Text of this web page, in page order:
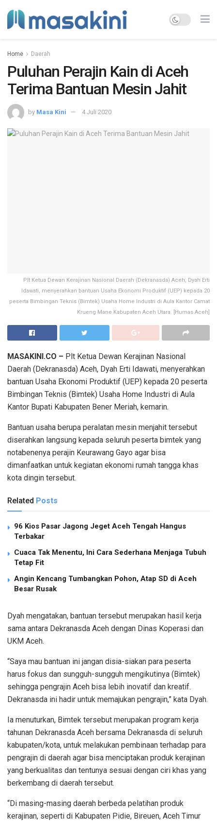
Home Daerah
Puluhan Perajin Kain di Aceh
Terima Bantuan Mesin Jahit
by Masa Kini 4 Juli 2020
Plt Ketua Dewan Kerajinan Nasional Daerah (Dekranasda) Aceh, Dyah Erti
Idawati, menyerahkan bantuan Usaha Ekonomi Produktif (UEP) kepada 20
peserta Bimbingan Teknis (Bimtek) Usaha Home Industri di Aula Kantor Camat
Krueng Mane Kabupaten Aceh Utara. [Humas Aceh]
MASAKINI.CO – Plt Ketua Dewan Kerajinan Nasional
Daerah (Dekranasda) Aceh, Dyah Erti Idawati, menyerahkan
bantuan Usaha Ekonomi Produktif (UEP) kepada 20 peserta
Bimbingan Teknis (Bimtek) Usaha Home Industri di Aula
Kantor Bupati Kabupaten Bener Meriah, kemarin.
Bantuan usaha berupa peralatan mesin menjahit tersebut
diserahkan langsung kepada seluruh peserta bimtek yang
notabenenya perajin Keurawang Gayo agar bisa
dimanfaatkan untuk kegiatan ekonomi rumah tangga khas
kota dingin tersebut.
Related Posts
96 Kios Pasar Jagong Jeget Aceh Tengah Hangus
Terbakar
Cuaca Tak Menentu, Ini Cara Sederhana Menjaga Tubuh
Tetap Fit
Angin Kencang Tumbangkan Pohon, Atap SD di Aceh
Besar Rusak
Dyah mengatakan, bantuan tersebut merupakan hasil kerja
sama antara Dekranasda Aceh dengan Dinas Koperasi dan
UKM Aceh.
“Saya mau bantuan ini jangan disia-siakan para peserta
harus fokus dan sungguh-sungguh mengikutinya (Bimtek)
sehingga pengrajin Aceh bisa lebih inovatif dan kreatif.
Dekranasda ini hadir untuk memajukan pengrajin,” kata Dyah.
Ia menuturkan, Bimtek tersebut merupakan program kerja
tahunan Dekranasda Aceh bersama Dekranasda di seluruh
kabupaten/kota, untuk melakukan pembinaan terhadap para
pengrajin di daerah agar bisa menciptakan produk kerajinan
yang berkualitas dan tentunya sesuai dengan ciri khas yang
berkembang di daerah tersebut.
“Di masing-masing daerah berbeda pelatihan produk
kerajinan, seperti di Kabupaten Pidie, Bireuen, Aceh Timur